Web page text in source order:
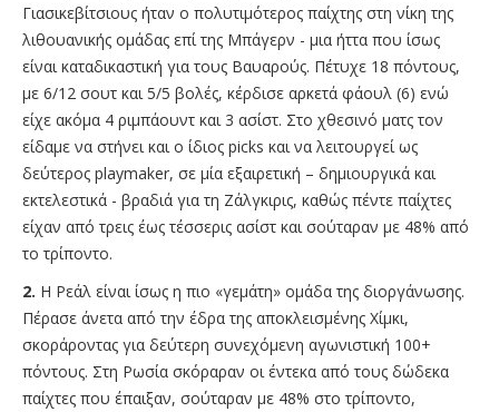
Γιασικεβίτσιους ήταν ο πολυτιμότερος παίχτης στη νίκη της
λιθουανικής ομάδας επί της Μπάγερν - μια ήττα που ίσως
είναι καταδικαστική για τους Βαυαρούς. Πέτυχε 18 πόντους,
με 6/12 σουτ και 5/5 βολές, κέρδισε αρκετά φάουλ (6) ενώ
είχε ακόμα 4 ριμπάουντ και 3 ασίστ. Στο χθεσινό ματς τον
είδαμε να στήνει και ο ίδιος picks και να λειτουργεί ως
δεύτερος playmaker, σε μία εξαιρετική – δημιουργικά και
εκτελεστικά - βραδιά για τη Ζάλγκιρις, καθώς πέντε παίχτες
είχαν από τρεις έως τέσσερις ασίστ και σούταραν με 48% από
το τρίποντο.
2. H Ρεάλ είναι ίσως η πιο «γεμάτη» ομάδα της διοργάνωσης.
Πέρασε άνετα από την έδρα της αποκλεισμένης Χίμκι,
σκοράροντας για δεύτερη συνεχόμενη αγωνιστική 100+
πόντους. Στη Ρωσία σκόραραν οι έντεκα από τους δώδεκα
παίχτες που έπαιξαν, σούταραν με 48% στο τρίποντο,